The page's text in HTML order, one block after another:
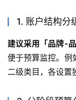
1. 账户结构分
建议采用「品牌-
便于预算监控。例
二级类目，各设置